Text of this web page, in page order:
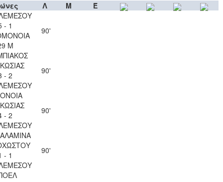
Λ Μ
Έ
- 1
Μ
90'
- 2
90'
- 2
90'
- 1
90'